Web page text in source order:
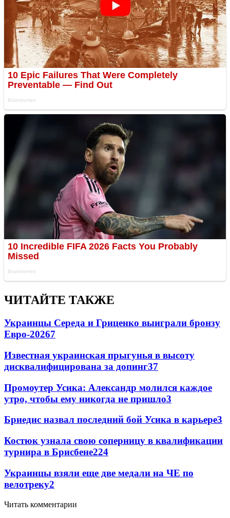
ЧИТАЙТЕ ТАКЖЕ
Украинцы Середа и Гриценко выиграли бронзу
Евро-20267
Известная украинская прыгунья в высоту
дисквалифицирована за допинг37
Промоутер Усика: Александр молился каждое
утро, чтобы ему никогда не пришло3
Бриедис назвал последний бой Усика в карьере3
Костюк узнала свою соперницу в квалификации
турнира в Брисбене224
Украинцы взяли еще две медали на ЧЕ по
велотреку2
Читать комментарии